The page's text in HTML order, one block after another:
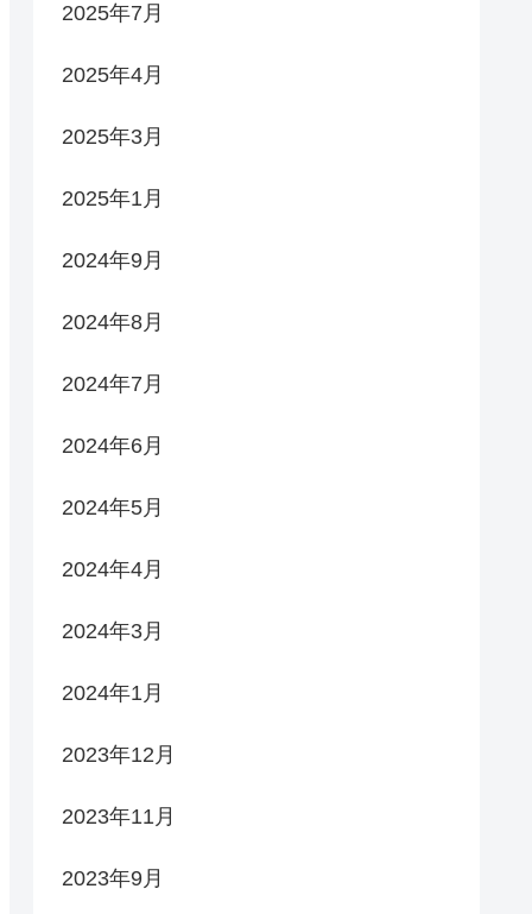
2025年7月
2025年4月
2025年3月
2025年1月
2024年9月
2024年8月
2024年7月
2024年6月
2024年5月
2024年4月
2024年3月
2024年1月
2023年12月
2023年11月
2023年9月